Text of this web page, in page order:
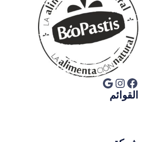
فيسبوك إنستجرام جوجل
القوائم